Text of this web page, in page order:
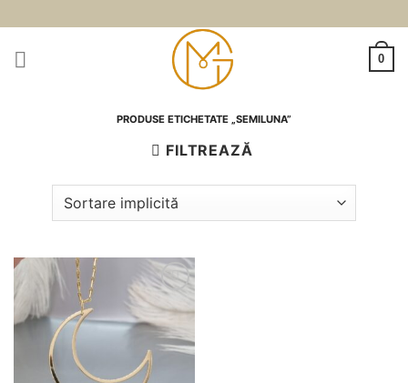
to
content
0
PRODUSE ETICHETATE „SEMILUNA”
FILTREAZĂ
Adauga
la
favorite